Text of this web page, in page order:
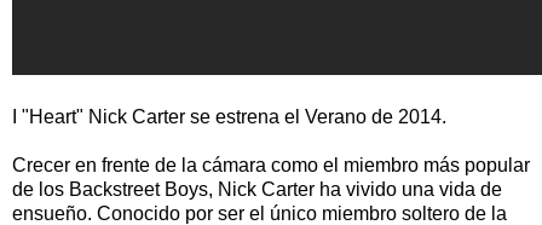
I "Heart" Nick Carter se estrena el Verano de 2014.
Crecer en frente de la cámara como el miembro más popular
de los Backstreet Boys, Nick Carter ha vivido una vida de
ensueño. Conocido por ser el único miembro soltero de la